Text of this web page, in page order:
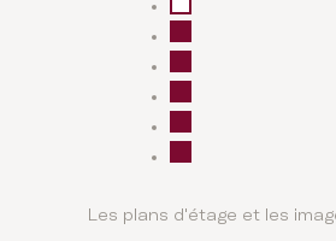
Les plans d'étage et les